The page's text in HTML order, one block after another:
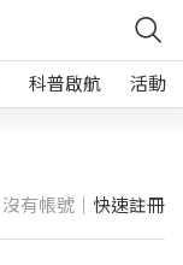
科普啟航 活動
沒有帳號｜ 快速註冊